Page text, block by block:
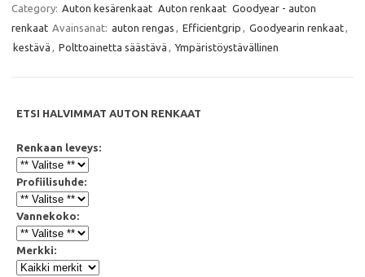
e
b
o
o
t
e
r
t
s
A
p
i
Category: Auton kesärenkaat Auton renkaat Goodyear - auton
renkaat Avainsanat: auton rengas Efficientgrip Goodyearin renkaat
kestävä
Polttoainetta säästävä Ympäristöystävällinen
ETSI HALVIMMAT AUTON RENKAAT
Renkaan leveys:
Profiilisuhde:
Vannekoko:
Merkki: